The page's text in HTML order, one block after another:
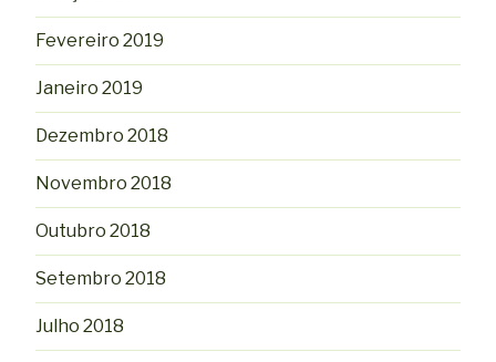
Fevereiro 2019
Janeiro 2019
Dezembro 2018
Novembro 2018
Outubro 2018
Setembro 2018
Julho 2018